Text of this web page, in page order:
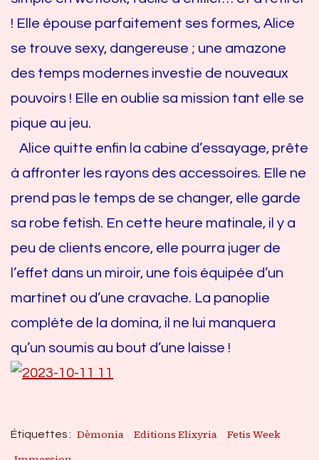
! Elle épouse parfaitement ses formes, Alice
se trouve sexy, dangereuse ; une amazone
des temps modernes investie de nouveaux
pouvoirs ! Elle en oublie sa mission tant elle se
pique au jeu.
Alice quitte enfin la cabine d’essayage, prête
à affronter les rayons des accessoires. Elle ne
prend pas le temps de se changer, elle garde
sa robe fetish. En cette heure matinale, il y a
peu de clients encore, elle pourra juger de
l’effet dans un miroir, une fois équipée d’un
martinet ou d’une cravache. La panoplie
complète de la domina, il ne lui manquera
qu’un soumis au bout d’une laisse !
Étiquettes : Dèmonia Editions Elixyria
Fetis Week